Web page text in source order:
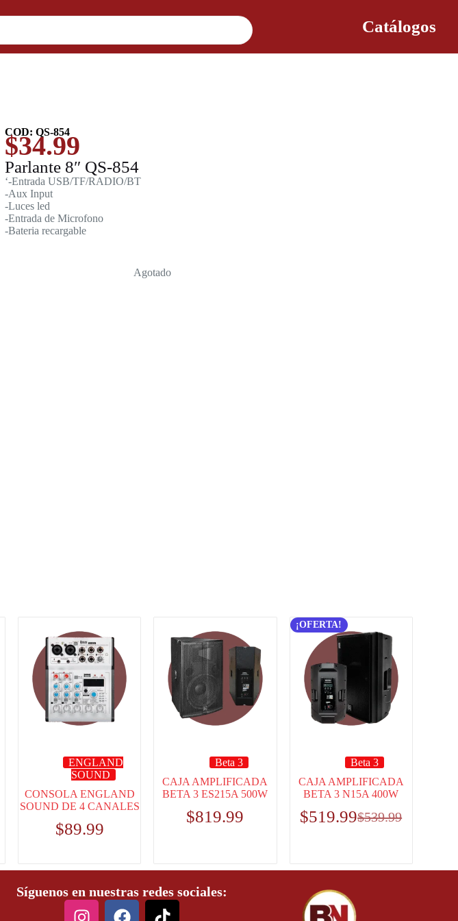
Catálogos
COD: QS-854
$34.99
Parlante 8″ QS-854
‘-Entrada USB/TF/RADIO/BT
-Aux Input
-Luces led
-Entrada de Microfono
-Bateria recargable
Agotado
ENGLAND
SOUND
CONSOLA ENGLAND
SOUND DE 4 CANALES
$89.99
Beta 3
CAJA AMPLIFICADA
BETA 3 ES215A 500W
$819.99
¡OFERTA!
Beta 3
CAJA AMPLIFICADA
BETA 3 N15A 400W
$539.99
$519.99
Síguenos en nuestras redes sociales: